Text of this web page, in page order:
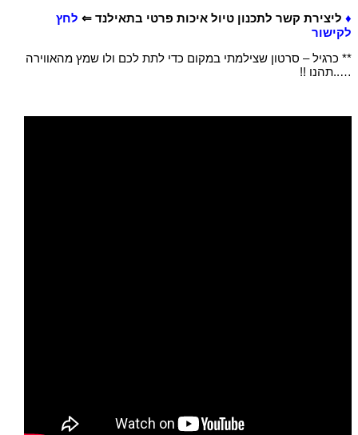
♦ ליצירת קשר לתכנון טיול איכות פרטי בתאילנד ⇐ לחץ
לקישור
** כרגיל – סרטון שצילמתי במקום כדי לתת לכם ולו שמץ מהאווירה
…..תהנו !!